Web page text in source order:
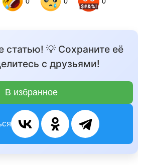
статью! 💡 Сохраните её
с друзьями!
В избранное